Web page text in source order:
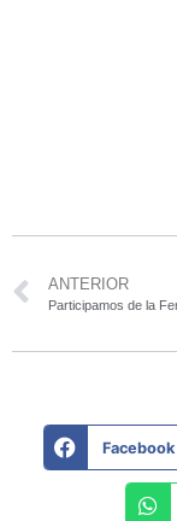
ANTERIOR
Facebook